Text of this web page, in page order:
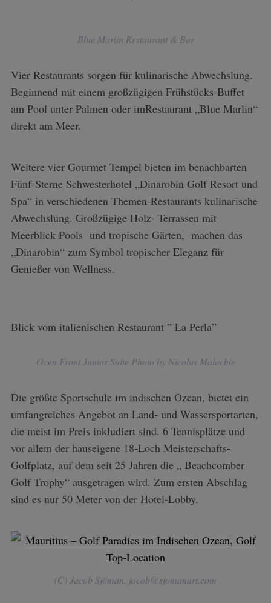
Blue Marlin Restaurant & Bar
Vier Restaurants sorgen für kulinarische Abwechslung.
Beginnend mit einem großzügigen Frühstücks-Buffet
am Pool unter Palmen oder imRestaurant „Blue Marlin“
direkt am Meer.
Weitere vier Gourmet Tempel bieten im benachbarten
Fünf-Sterne Schwesterhotel „Dinarobin Golf Resort und
Spa“ in verschiedenen Themen-Restaurants kulinarische
Abwechslung. Großzügige Holz- Terrassen mit
Meerblick Pools und tropische Gärten, machen das
„Dinarobin“ zum Symbol tropischer Eleganz für
Genießer von Wellness.
Blick vom italienischen Restaurant ” La Perla”
Ocen Front Junior Suite Photo by Nicolas Malachie
Die größte Sportschule im indischen Ozean, bietet ein
umfangreiches Angebot an Land- und Wassersportarten,
die meist im Preis inkludiert sind. 6 Tennisplätze und
vor allem der hauseigene 18-Loch Meisterschafts-
Golfplatz, auf dem seit 25 Jahren die „ Beachcomber
Golf Trophy“ ausgetragen wird. Zum ersten Abschlag
sind es nur 50 Meter von der Hotel-Lobby.
(C) Jacob Sjöman. jacob@sjomanart.com
S
h
o
r
: